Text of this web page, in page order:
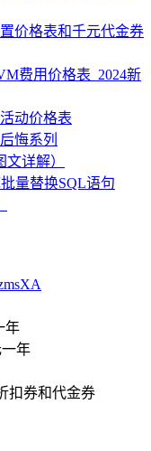
价格表和千元代金券
费用价格表_2024新
动价格表
悔系列
详解）
量替换SQL语句
年
年
扣券和代金券